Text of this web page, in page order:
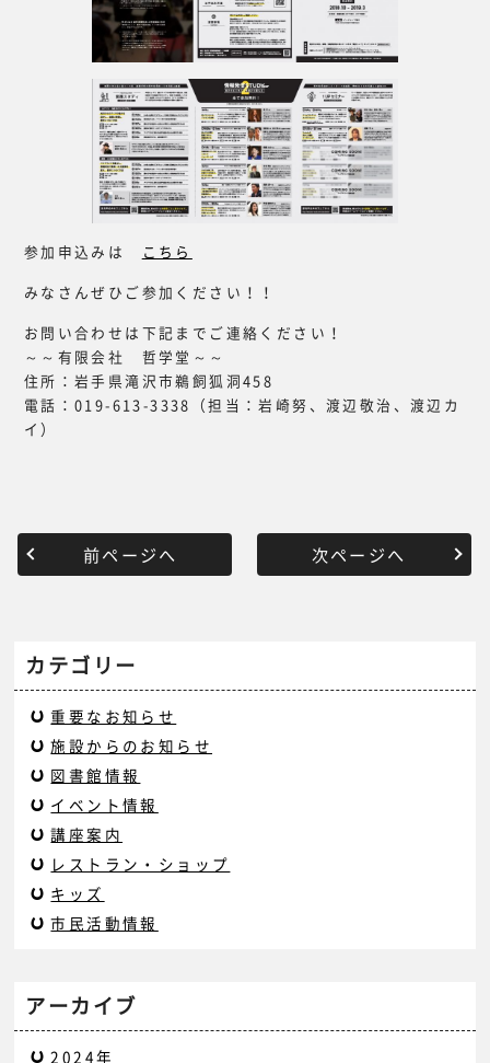
参加申込みは
こちら
みなさんぜひご参加ください！！
お問い合わせは下記までご連絡ください！
～～有限会社 哲学堂～～
住所：岩手県滝沢市鵜飼狐洞458
電話：019-613-3338（担当：岩崎努、渡辺敬治、渡辺カ
イ）
前ページへ 次ページへ
カテゴリー
重要なお知らせ
施設からのお知らせ
図書館情報
イベント情報
講座案内
レストラン・ショップ
キッズ
市民活動情報
アーカイブ
2024年